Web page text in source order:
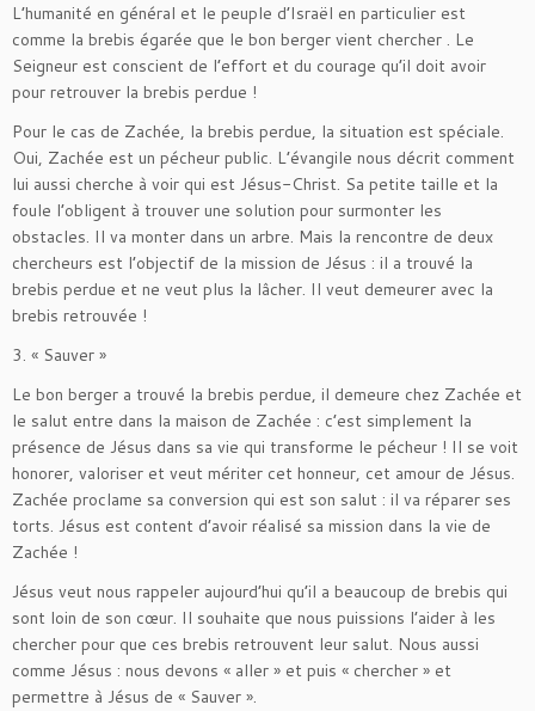
L’humanité en général et le peuple d’Israël en particulier est
comme la brebis égarée que le bon berger vient chercher . Le
Seigneur est conscient de l’effort et du courage qu’il doit avoir
pour retrouver la brebis perdue !
Pour le cas de Zachée, la brebis perdue, la situation est spéciale.
Oui, Zachée est un pécheur public. L’évangile nous décrit comment
lui aussi cherche à voir qui est Jésus-Christ. Sa petite taille et la
foule l’obligent à trouver une solution pour surmonter les
obstacles. Il va monter dans un arbre. Mais la rencontre de deux
chercheurs est l’objectif de la mission de Jésus : il a trouvé la
brebis perdue et ne veut plus la lâcher. Il veut demeurer avec la
brebis retrouvée !
3. « Sauver »
Le bon berger a trouvé la brebis perdue, il demeure chez Zachée et
le salut entre dans la maison de Zachée : c’est simplement la
présence de Jésus dans sa vie qui transforme le pécheur ! Il se voit
honorer, valoriser et veut mériter cet honneur, cet amour de Jésus.
Zachée proclame sa conversion qui est son salut : il va réparer ses
torts. Jésus est content d’avoir réalisé sa mission dans la vie de
Zachée !
Jésus veut nous rappeler aujourd’hui qu’il a beaucoup de brebis qui
sont loin de son cœur. Il souhaite que nous puissions l’aider à les
chercher pour que ces brebis retrouvent leur salut. Nous aussi
comme Jésus : nous devons « aller » et puis « chercher » et
permettre à Jésus de « Sauver ».